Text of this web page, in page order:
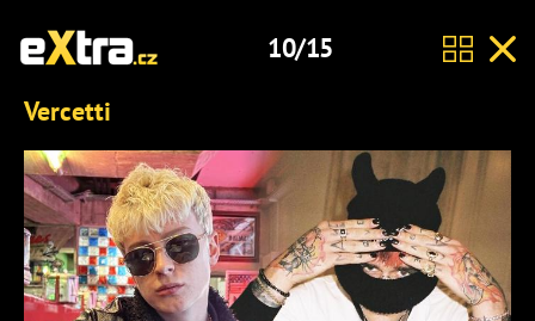
10/15
Vercetti